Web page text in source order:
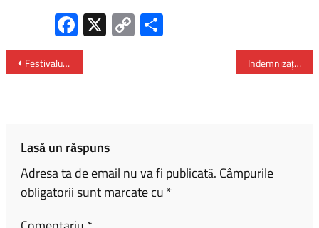
Fa
ce
b
X C
o
Festivalul„Toamna la ceaun” – în Parcul Național din București Indemnizație de 650 de lei lunar pentru bunicii care își îngrijesc nepoții – proiect
Lasă un răspuns
Adresa ta de email nu va fi publicată. Câmpurile
obligatorii sunt marcate cu *